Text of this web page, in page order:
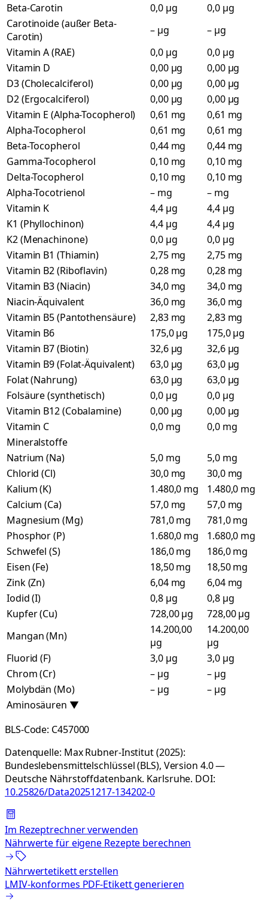
Beta-Carotin
0,0 µg
0,0 µg
Carotinoide (außer Beta-
Carotin)
– µg
– µg
Vitamin A (RAE)
0,0 µg
0,0 µg
Vitamin D
0,00 µg
0,00 µg
D3 (Cholecalciferol)
0,00 µg
0,00 µg
D2 (Ergocalciferol)
0,00 µg
0,00 µg
Vitamin E (Alpha-Tocopherol)
0,61 mg
0,61 mg
Alpha-Tocopherol
0,61 mg
0,61 mg
Beta-Tocopherol
0,44 mg
0,44 mg
Gamma-Tocopherol
0,10 mg
0,10 mg
Delta-Tocopherol
0,10 mg
0,10 mg
Alpha-Tocotrienol
– mg
– mg
Vitamin K
4,4 µg
4,4 µg
K1 (Phyllochinon)
4,4 µg
4,4 µg
K2 (Menachinone)
0,0 µg
0,0 µg
Vitamin B1 (Thiamin)
2,75 mg
2,75 mg
Vitamin B2 (Riboflavin)
0,28 mg
0,28 mg
Vitamin B3 (Niacin)
34,0 mg
34,0 mg
Niacin-Äquivalent
36,0 mg
36,0 mg
Vitamin B5 (Pantothensäure)
2,83 mg
2,83 mg
Vitamin B6
175,0 µg
175,0 µg
Vitamin B7 (Biotin)
32,6 µg
32,6 µg
Vitamin B9 (Folat-Äquivalent)
63,0 µg
63,0 µg
Folat (Nahrung)
63,0 µg
63,0 µg
Folsäure (synthetisch)
0,0 µg
0,0 µg
Vitamin B12 (Cobalamine)
0,00 µg
0,00 µg
Vitamin C
0,0 mg
0,0 mg
Mineralstoffe
Natrium (Na)
5,0 mg
5,0 mg
Chlorid (Cl)
30,0 mg
30,0 mg
Kalium (K)
1.480,0 mg
1.480,0 mg
Calcium (Ca)
57,0 mg
57,0 mg
Magnesium (Mg)
781,0 mg
781,0 mg
Phosphor (P)
1.680,0 mg
1.680,0 mg
Schwefel (S)
186,0 mg
186,0 mg
Eisen (Fe)
18,50 mg
18,50 mg
Zink (Zn)
6,04 mg
6,04 mg
Iodid (I)
0,8 µg
0,8 µg
Kupfer (Cu)
728,00 µg
728,00 µg
Mangan (Mn)
14.200,00
µg
14.200,00
µg
Fluorid (F)
3,0 µg
3,0 µg
Chrom (Cr)
– µg
– µg
Molybdän (Mo)
– µg
– µg
Aminosäuren ▼
BLS-Code: C457000
Datenquelle: Max Rubner-Institut (2025):
Bundeslebensmittelschlüssel (BLS), Version 4.0 —
Deutsche Nährstoffdatenbank. Karlsruhe. DOI:
10.25826/Data20251217-134202-0
Im Rezeptrechner verwenden
Nährwerte für eigene Rezepte berechnen
Nährwertetikett erstellen
LMIV-konformes PDF-Etikett generieren